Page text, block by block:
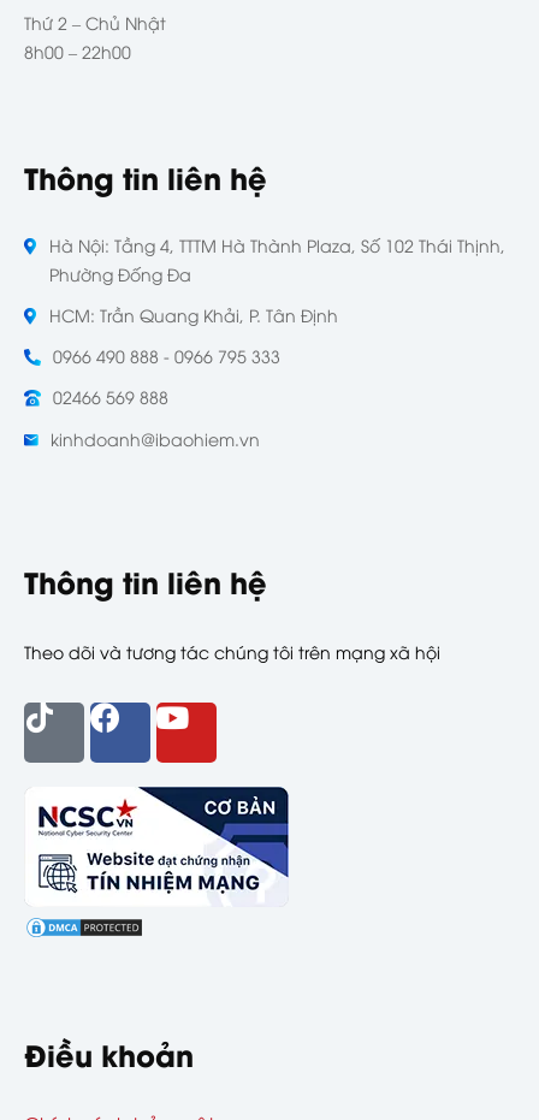
Thứ 2 – Chủ Nhật
8h00 – 22h00
Thông tin liên hệ
Hà Nội: Tầng 4, TTTM Hà Thành Plaza, Số 102 Thái Thịnh,
Phường Đống Đa
HCM: Trần Quang Khải, P. Tân Định
0966 490 888 - 0966 795 333
02466 569 888
kinhdoanh@ibaohiem.vn
Thông tin liên hệ
Theo dõi và tương tác chúng tôi trên mạng xã hội
Điều khoản